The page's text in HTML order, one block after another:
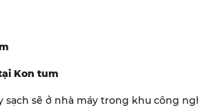
Kon tum
sạch sẽ ở nhà máy trong khu công